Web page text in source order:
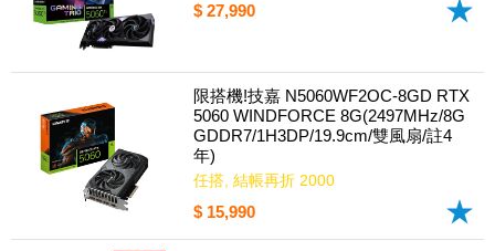
$ 27,990
限搭機!技嘉 N5060WF2OC-8GD RTX
5060 WINDFORCE 8G(2497MHz/8G
GDDR7/1H3DP/19.9cm/雙風扇/註4
年)
任搭, 結帳再折 2000
$ 15,990